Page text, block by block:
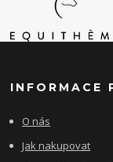
INFORMACE
O nás
Jak nakupovat